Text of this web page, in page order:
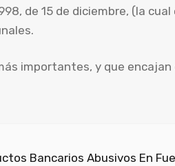
de 15 de diciembre, (la
importantes, y que
Bancarios Abusivos En